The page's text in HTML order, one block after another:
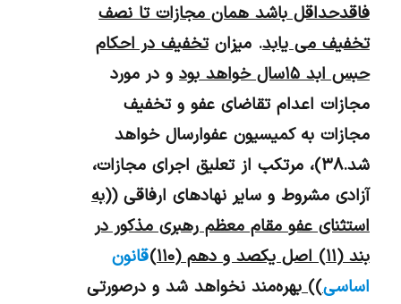
فاقدحداقل باشد همان مجازات تا نصف
تخفیف می یابد. میزانتخفیف در احکام
حبس ابد۱۵سال خواهد بود
و در مورد
مجازات اعدام تقاضای عفو و تخفیف
مجازات به کمیسیون عفوارسال خواهد
شد.۳۸)، مرتکب از تعلیق اجرای مجازات،
آزادی مشروط و سایر نهادهای ارفاقی ((به
‌استثنای عفو مقام معظم رهبری مذکور در
بند (۱۱) اصل یکصد و دهم (۱۱۰)
قانون
اساسی))بهره‌مند نخواهد شد و درصورتی